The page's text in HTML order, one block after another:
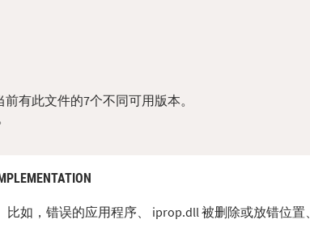
有此文件的7个不同可用版本。
如，错误的应用程序、 iprop.dll 被删除或放错位置